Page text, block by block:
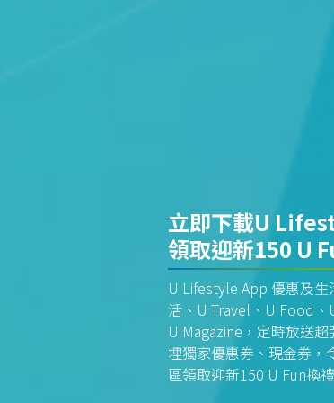
立即下載U
領取迎新150 U
U Lifestyle App 優惠及
活、U Travel、U Food
U Magazine，定時放送
埋獨家優惠券、現金券
區領取迎新150 U Fun換